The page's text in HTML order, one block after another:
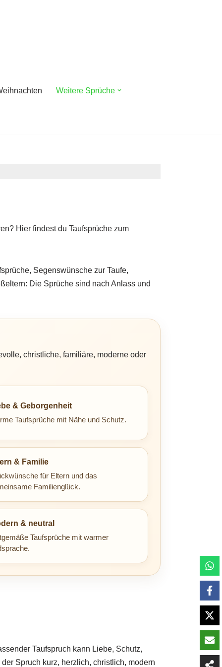
Weitere Sprüche
Hier findest du Taufsprüche zum
Segenswünsche zur Taufe,
Die Sprüche sind nach Anlass und
christliche, familiäre, moderne oder
& Geborgenheit
Taufsprüche mit Nähe und Schutz.
& Familie
für Eltern und das
Familienglück.
& neutral
Taufsprüche mit warmer
Taufspruch kann Liebe, Schutz,
Spruch kurz, herzlich, christlich, modern